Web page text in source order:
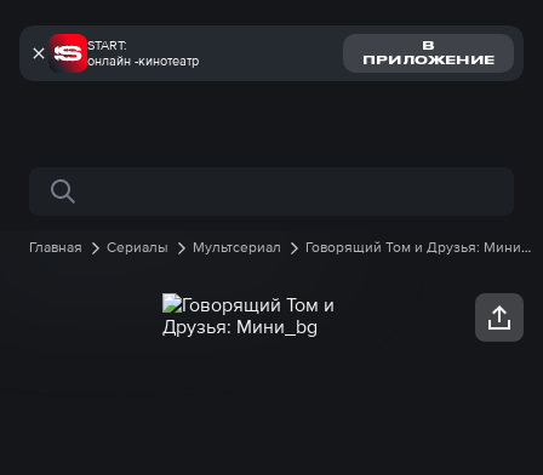
START:
онлайн -кинотеатр
В
ПРИЛОЖЕНИЕ
Поиск по сайту
Главная Сериалы Мультсериал
Говорящий Том и Друзья: Мини